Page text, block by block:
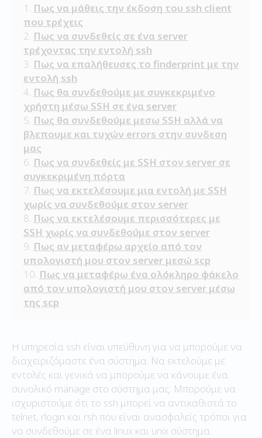
Πως να μάθεις την έκδοση του ssh client
που τρέχεις
Πως να συνδεθείς σε ένα server
τρέχοντας την εντολή ssh
Πως να επαλήθευσες το finderprint με την
εντολή ssh
Πως θα συνδεθούμε με συγκεκριμένο
χρήστη μέσω SSH σε ένα server
Πως θα συνδεθούμε μεσω SSH αλλά να
βλεπουμε και τυχών errors στην συνδεση
μας
Πως να συνδεθείς με SSH στον server σε
συγκεκριμένη πόρτα
Πως να εκτελέσουμε μια εντολή με SSH
χωρίς να συνδεθούμε στον server
Πως να εκτελέσουμε περισσότερες με
SSH χωρίς να συνδεθούμε στον server
Πως αν μεταφέρω αρχείο από τον
υπολογιστή μου στον server μεσώ scp
Πως να μεταφέρω ένα ολόκληρο φάκελο
από τον υπολογιστή μου στον server μέσω
της scp
H υπηρεσία ssh είναι υπεύθυνη για να μπορούμε να
διαχειριζόμαστε ένα σύστημα. Να εκτελούμε με
εντολές και γενικά να μπορούμε να κάνουμε ένα
συνολικό manage στο σύστημα μας. Μπορούμε να
ισχυριστούμε ότι το ssh μπορεί να αντικαθιστά το
telnet, rlogin και rsh που είναι ανασφαλείς τρόποι για
να συνδεθούμε σε ένα linux και unix σύστημα.